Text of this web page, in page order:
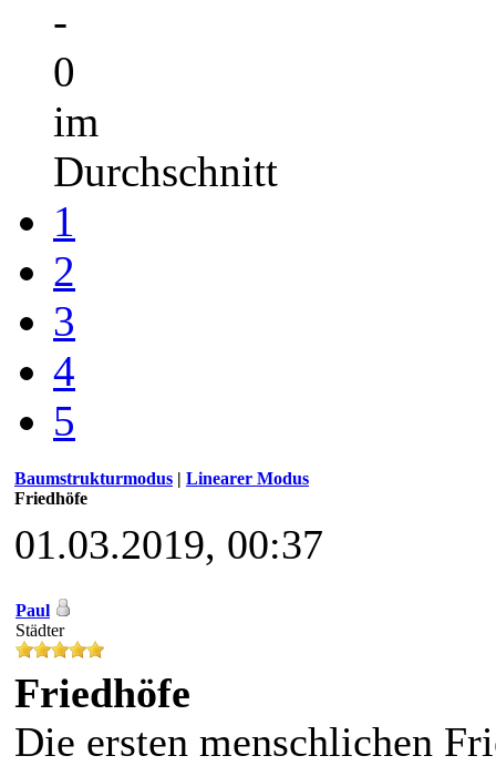
-
0
im
Durchschnitt
1
2
3
4
5
Baumstrukturmodus | Linearer Modus
Friedhöfe
01.03.2019, 00:37
Paul
Städter
Friedhöfe
Die ersten menschlichen